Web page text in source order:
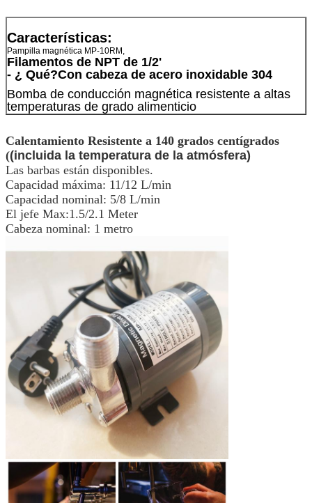
Características:
Pampilla magnética MP-10RM,
Filamentos de NPT de 1/2'
- ¿ Qué?Con cabeza de acero inoxidable 304
Bomba de conducción magnética resistente a altas
temperaturas de grado alimenticio
Calentamiento Resistente a 140 grados centígrados
((incluida la temperatura de la atmósfera)
Las barbas están disponibles.
Capacidad máxima: 11/12 L/min
Capacidad nominal: 5/8 L/min
El jefe Max:1.5/2.1 Meter
Cabeza nominal: 1 metro